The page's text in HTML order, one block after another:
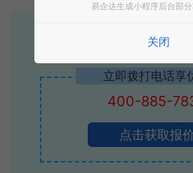
易企达10年行业沉
专业小程序、公众号H5
立即拨打电话享
400-885-
点击获取报
易企达生成小程序后台部
关闭